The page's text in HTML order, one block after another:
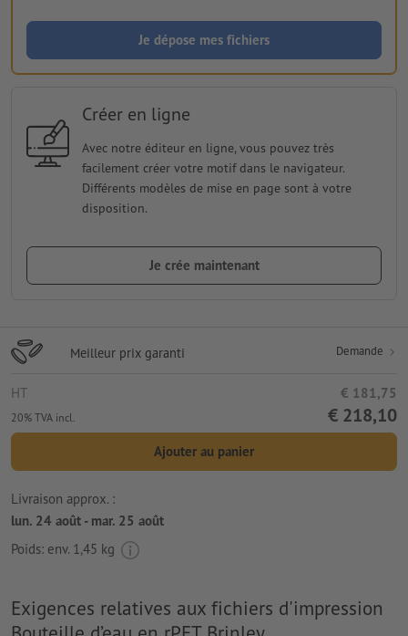
Je dépose mes fichiers
Créer en ligne
Avec notre éditeur en ligne, vous pouvez très
facilement créer votre motif dans le navigateur.
Différents modèles de mise en page sont à votre
disposition.
Je crée maintenant
Meilleur prix garanti Demande
HT € 181,75
20% TVA incl. € 218,10
Ajouter au panier
Livraison approx. :
lun. 24 août - mar. 25 août
Poids: env. 1,45 kg
Exigences relatives aux fichiers d'impression